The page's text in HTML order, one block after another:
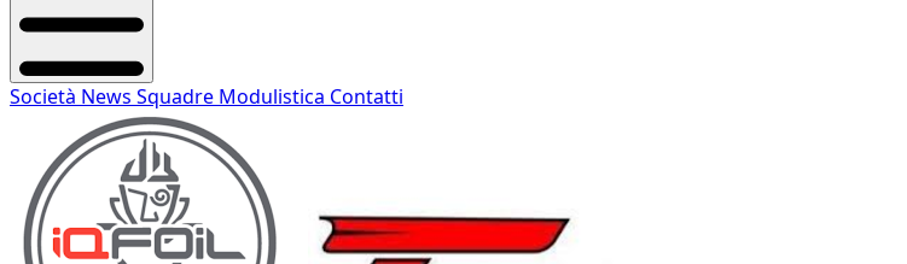
Società News Squadre Modulistica Contatti